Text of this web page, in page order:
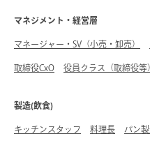
マネジメント・経営層
マネージャー・SV（小売・卸売）
取締役CxO 役員クラス（取締役等
製造(飲食)
キッチンスタッフ 料理長 パン